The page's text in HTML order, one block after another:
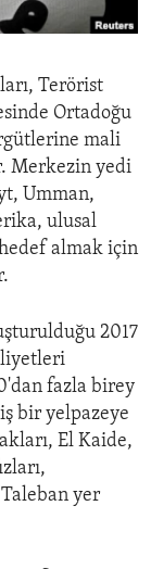
Terörist
Ortadoğu
mali
Merkezin yedi
Umman,
ulusal
almak için
2017
fazla birey
bir yelpazeye
El Kaide,
yer